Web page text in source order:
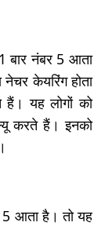
बार नंबर 5 आता
केयरिंग होता
यह लोगों को
करते हैं। इनको
5 आता है। तो यह